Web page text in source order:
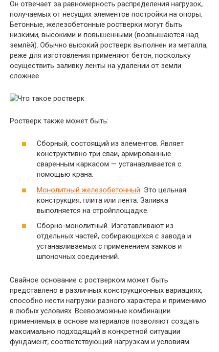
Он отвечает за равномерность распределения нагрузок,
получаемых от несущих элементов постройки на опоры.
Бетонные, железобетонные ростверки могут быть
низкими, высокими и повышенными (возвышаются над
землёй). Обычно высокий ростверк выполнен из металла,
реже для изготовления применяют бетон, поскольку
осуществить заливку ленты на удалении от земли
сложнее.
Ростверк также может быть:
Сборный, состоящий из элементов. Являет
конструктивно три сваи, армированные
сваренным каркасом — устанавливается с
помощью крана.
Монолитный железобетонный. Это цельная
конструкция, плита или лента. Заливка
выполняется на стройплощадке.
Сборно-монолитный. Изготавливают из
отдельных частей, собирающихся с завода и
устанавливаемых с применением замков и
шпоночных соединений.
Свайное основание с ростверком может быть
представлено в различных конструкционных вариациях,
способно нести нагрузки разного характера и применимо
в любых условиях. Всевозможные комбинации
применяемых в основе материалов позволяют создать
максимально подходящий в конкретной ситуации
фундамент, соответствующий нагрузкам и условиям.